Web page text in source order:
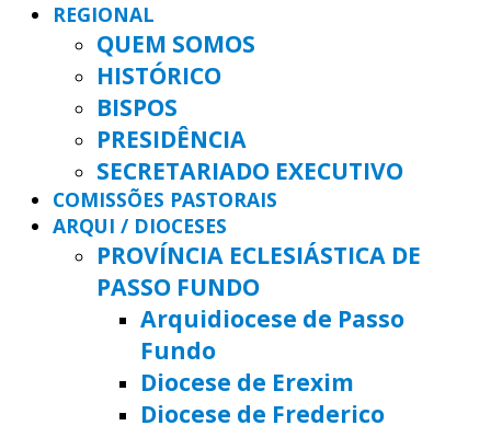
REGIONAL
QUEM SOMOS
HISTÓRICO
BISPOS
PRESIDÊNCIA
SECRETARIADO EXECUTIVO
COMISSÕES PASTORAIS
ARQUI / DIOCESES
PROVÍNCIA ECLESIÁSTICA DE
PASSO FUNDO
Arquidiocese de Passo
Fundo
Diocese de Erexim
Diocese de Frederico